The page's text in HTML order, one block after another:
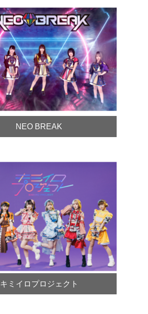
NEO BREAK
キミイロプロジェクト